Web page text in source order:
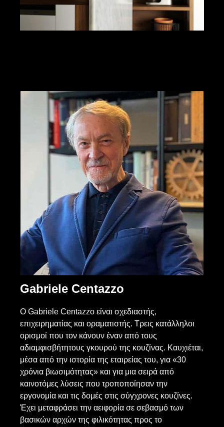
Gabriele Centazzo
Ο Gabriele Centazzo είναι σχεδιαστής,
επιχειρηματίας και οραματιστής. Τρεις κατάλληλοι
ορισμοί που τον κάνουν έναν από τους
αδιαμφισβήτητους γκουρού της κουζίνας. Καυχιέται,
μέσα από την ιστορία της εταιρείας του, για «30
χρόνια βιωσιμότητας» και για μια σειρά από
καινοτόμες λύσεις που τροποποίησαν την
εργονομία και τις δομές στις σύγχρονες κουζίνες.
Έχει μεταφράσει την αειφορία σε σεβασμό των
βασικών αρχών της φιλικότητας προς το